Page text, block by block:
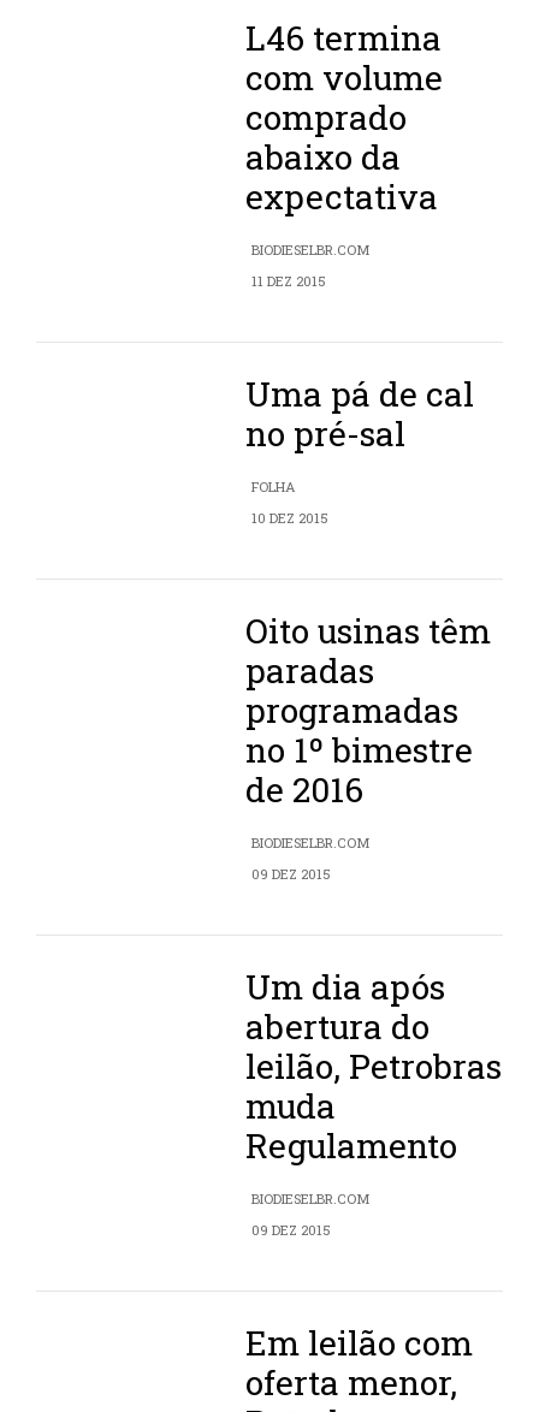
L46 termina
com volume
comprado
abaixo da
expectativa
BIODIESELBR.COM
11 DEZ 2015
Uma pá de cal
no pré-sal
FOLHA
10 DEZ 2015
Oito usinas têm
paradas
programadas
no 1º bimestre
de 2016
BIODIESELBR.COM
09 DEZ 2015
Um dia após
abertura do
leilão, Petrobras
muda
Regulamento
BIODIESELBR.COM
09 DEZ 2015
Em leilão com
oferta menor,